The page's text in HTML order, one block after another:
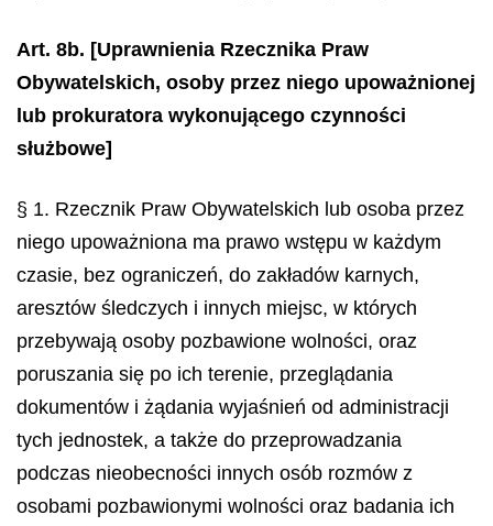
Art. 8b. [Uprawnienia Rzecznika Praw
Obywatelskich, osoby przez niego upoważnionej
lub prokuratora wykonującego czynności
służbowe]
§ 1. Rzecznik Praw Obywatelskich lub osoba przez
niego upoważniona ma prawo wstępu w każdym
czasie, bez ograniczeń, do zakładów karnych,
aresztów śledczych i innych miejsc, w których
przebywają osoby pozbawione wolności, oraz
poruszania się po ich terenie, przeglądania
dokumentów i żądania wyjaśnień od administracji
tych jednostek, a także do przeprowadzania
podczas nieobecności innych osób rozmów z
osobami pozbawionymi wolności oraz badania ich